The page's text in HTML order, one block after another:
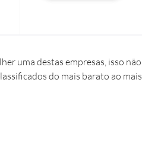
uma destas empresas, isso não
do mais barato ao mais